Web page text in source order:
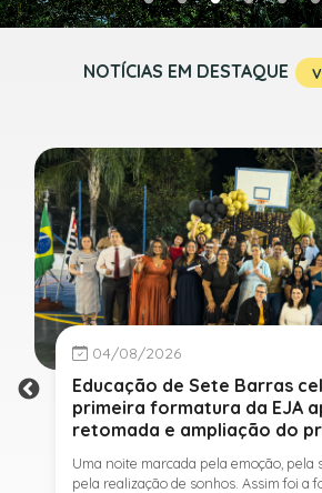
NOTÍCIAS EM DESTAQUE
04/08/2026
Educação de Sete Barras
primeira formatura da EJA
retomada e ampliação do
Uma noite marcada pela emoção, pela
pela realização de sonhos. Assim foi a